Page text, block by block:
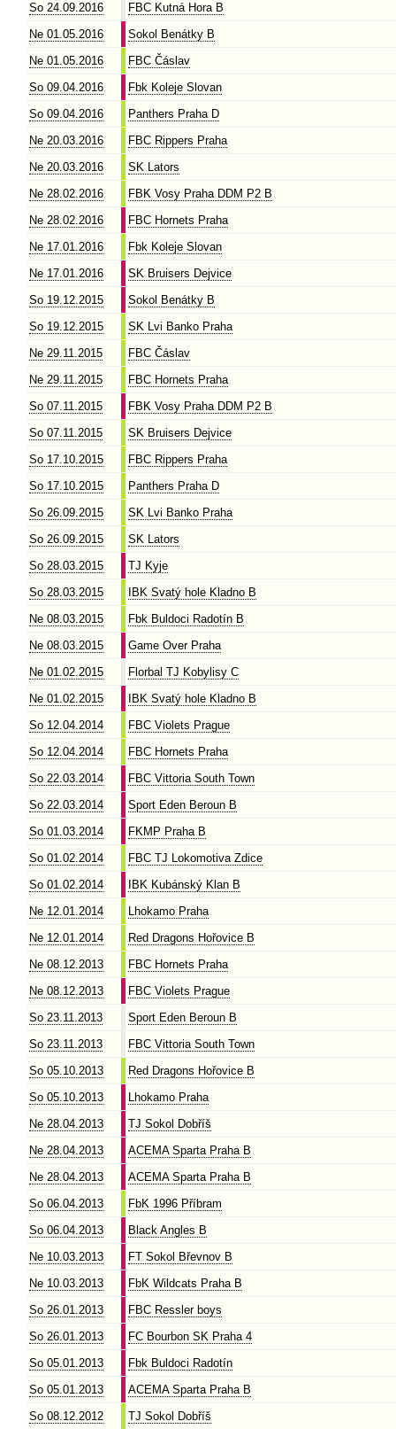
So 24.09.2016
FBC Kutná Hora B
Ne 01.05.2016
Sokol Benátky B
Ne 01.05.2016
FBC Čáslav
So 09.04.2016
Fbk Koleje Slovan
So 09.04.2016
Panthers Praha D
Ne 20.03.2016
FBC Rippers Praha
Ne 20.03.2016
SK Lators
Ne 28.02.2016
FBK Vosy Praha DDM P2 B
Ne 28.02.2016
FBC Hornets Praha
Ne 17.01.2016
Fbk Koleje Slovan
Ne 17.01.2016
SK Bruisers Dejvice
So 19.12.2015
Sokol Benátky B
So 19.12.2015
SK Lvi Banko Praha
Ne 29.11.2015
FBC Čáslav
Ne 29.11.2015
FBC Hornets Praha
So 07.11.2015
FBK Vosy Praha DDM P2 B
So 07.11.2015
SK Bruisers Dejvice
So 17.10.2015
FBC Rippers Praha
So 17.10.2015
Panthers Praha D
So 26.09.2015
SK Lvi Banko Praha
So 26.09.2015
SK Lators
So 28.03.2015
TJ Kyje
So 28.03.2015
IBK Svatý hole Kladno B
Ne 08.03.2015
Fbk Buldoci Radotín B
Ne 08.03.2015
Game Over Praha
Ne 01.02.2015
Florbal TJ Kobylisy C
Ne 01.02.2015
IBK Svatý hole Kladno B
So 12.04.2014
FBC Violets Prague
So 12.04.2014
FBC Hornets Praha
So 22.03.2014
FBC Vittoria South Town
So 22.03.2014
Sport Eden Beroun B
So 01.03.2014
FKMP Praha B
So 01.02.2014
FBC TJ Lokomotiva Zdice
So 01.02.2014
IBK Kubánský Klan B
Ne 12.01.2014
Lhokamo Praha
Ne 12.01.2014
Red Dragons Hořovice B
Ne 08.12.2013
FBC Hornets Praha
Ne 08.12.2013
FBC Violets Prague
So 23.11.2013
Sport Eden Beroun B
So 23.11.2013
FBC Vittoria South Town
So 05.10.2013
Red Dragons Hořovice B
So 05.10.2013
Lhokamo Praha
Ne 28.04.2013
TJ Sokol Dobříš
Ne 28.04.2013
ACEMA Sparta Praha B
Ne 28.04.2013
ACEMA Sparta Praha B
So 06.04.2013
FbK 1996 Příbram
So 06.04.2013
Black Angles B
Ne 10.03.2013
FT Sokol Břevnov B
Ne 10.03.2013
FbK Wildcats Praha B
So 26.01.2013
FBC Ressler boys
So 26.01.2013
FC Bourbon SK Praha 4
So 05.01.2013
Fbk Buldoci Radotín
So 05.01.2013
ACEMA Sparta Praha B
So 08.12.2012
TJ Sokol Dobříš